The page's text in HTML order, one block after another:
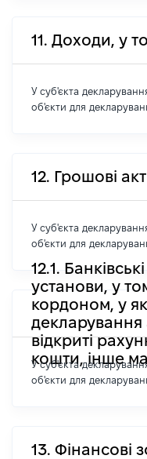
11. Доходи, у
У суб'єкта
об'єкти для
12. Грошові
У суб'єкта
об'єкти для
12.1.
установи, у
кордоном, у
декларування
відкриті
кошти, інше
У суб'єкта
об'єкти для
13. Фінансові